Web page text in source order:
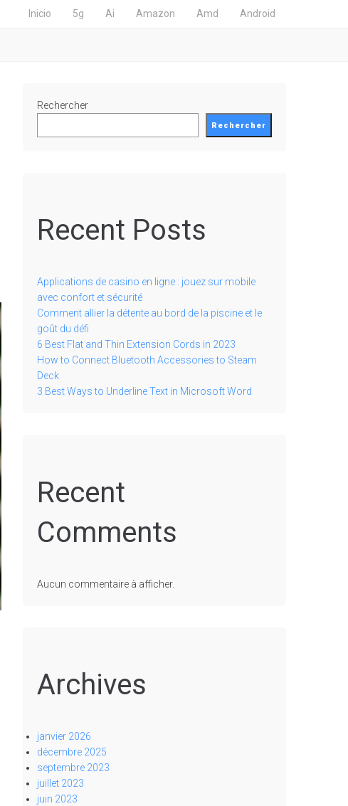
Inicio 5g Ai Amazon Amd Android
Rechercher
Rechercher
Recent Posts
Applications de casino en ligne : jouez sur mobile
avec confort et sécurité
Comment allier la détente au bord de la piscine et le
goût du défi
6 Best Flat and Thin Extension Cords in 2023
How to Connect Bluetooth Accessories to Steam
Deck
3 Best Ways to Underline Text in Microsoft Word
Recent
Comments
Aucun commentaire à afficher.
Archives
janvier 2026
décembre 2025
septembre 2023
juillet 2023
juin 2023